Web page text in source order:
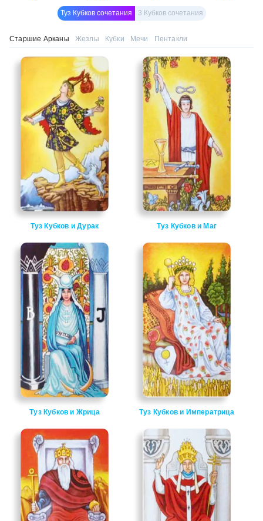
Туз Кубков сочетания 3 Кубков сочетания
Старшие Арканы Жезлы Кубки Мечи Пентакли
Туз Кубков и Дурак Туз Кубков и Маг
Туз Кубков и Жрица Туз Кубков и Императрица